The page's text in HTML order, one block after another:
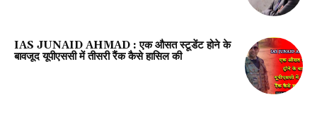
IAS JUNAID AHMAD : एक औसत स्टूडेंट होने के
बावजूद यूपीएससी में तीसरी रैंक कैसे हासिल की